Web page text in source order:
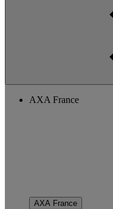
AXA France
AXA France